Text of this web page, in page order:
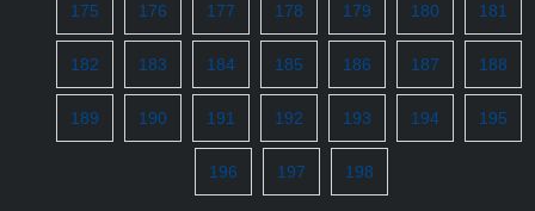
175 176 177 178 179 180 181
182 183 184 185 186 187 188
189 190 191 192 193 194 195
196 197 198